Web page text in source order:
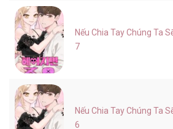
Nếu Chia Tay Chúng Ta
7
Nếu Chia Tay Chúng Ta
6